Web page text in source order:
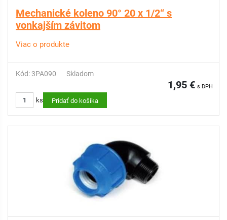
Mechanické koleno 90° 20 x 1/2“ s
vonkajším závitom
Viac o produkte
Kód: 3PA090 Skladom
1,95 € s DPH
ks Pridať do košíka